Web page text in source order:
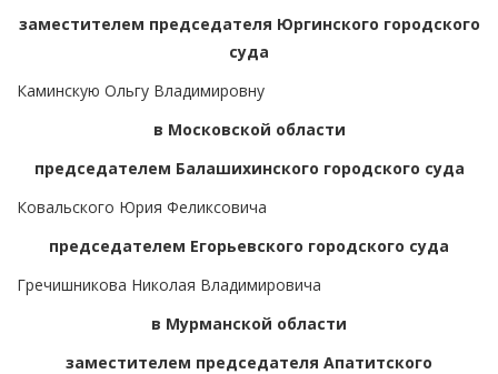
заместителем председателя Юргинского городского
суда
Каминскую Ольгу Владимировну
в Московской области
председателем Балашихинского городского суда
Ковальского Юрия Феликсовича
председателем Егорьевского городского суда
Гречишникова Николая Владимировича
в Мурманской области
заместителем председателя Апатитского